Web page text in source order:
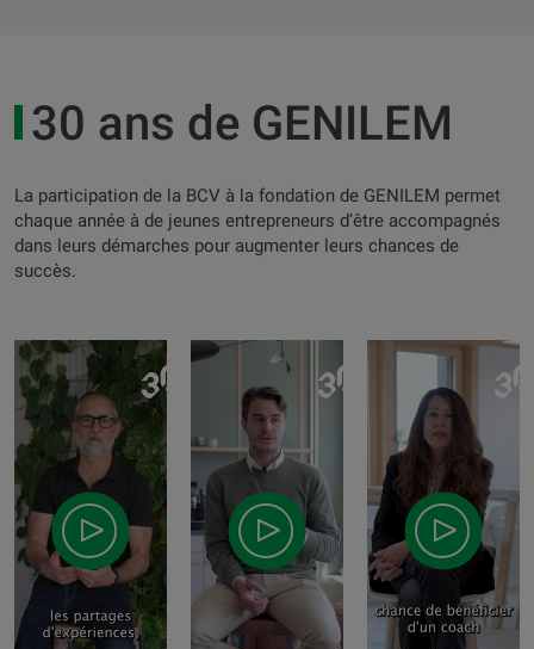
30 ans de GENILEM
La participation de la BCV à la fondation de GENILEM permet
chaque année à de jeunes entrepreneurs d’être accompagnés
dans leurs démarches pour augmenter leurs chances de
succès.